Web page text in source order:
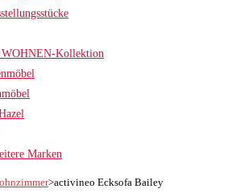
WOHNEN-Kollektion
Marken
>activineo Ecksofa Bailey